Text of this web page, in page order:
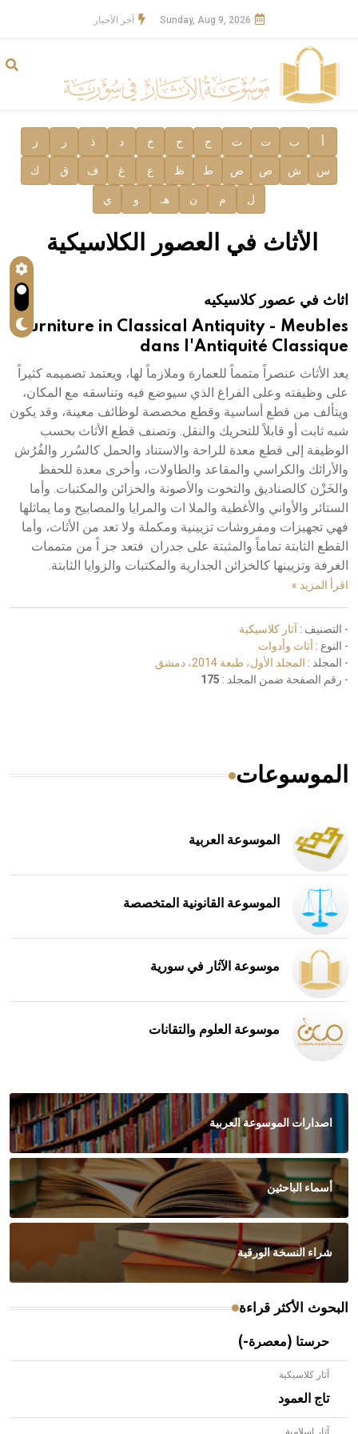
Sunday, Aug 9, 2026 آخر الأخبار
أ ب ت ث ج ح خ د ذ ر ز
س ش ص ض ط ظ ع غ ف ق ك
ل م ن هـ و ي
الأثاث في العصور الكلاسيكية
اثاث في عصور كلاسيكيه
Furniture in Classical Antiquity - Meubles
dans l'Antiquité Classique
يعد الأثاث عنصراً متمماً للعمارة وملازماً لها، ويعتمد تصميمه كثيراً
على وظيفته وعلى الفراغ الذي سيوضع فيه وتناسقه مع المكان،
ويتألف من قطع أساسية وقطع مخصصة لوظائف معينة، وقد يكون
شبه ثابت أو قابلاً للتحريك والنقل. وتصنف قطع الأثاث بحسب
الوظيفة إلى قطع معدة للراحة والاستناد والحمل كالسُرر والفُرُش
والأرائك والكراسي والمقاعد والطاولات، وأخرى معدة للحفظ
والخَزْن كالصناديق والتخوت والأصونة والخزائن والمكتبات. وأما
الستائر والأواني والأغطية والملا ات والمرايا والمصابيح وما يماثلها
فهي تجهيزات ومفروشات تزيينية ومكملة ولا تعد من الأثاث، وأما
القطع الثابتة تماماً والمثبتة على جدران فتعد جز اً من متممات
الغرفة وتزيينها كالخزائن الجدارية والمكتبات والزوايا الثابتة.
اقرأ المزيد »
- التصنيف : آثار كلاسيكية
- النوع : أثاث وأدوات
- المجلد : المجلد الأول، طبعة 2014، دمشق
- رقم الصفحة ضمن المجلد : 175
الموسوعات
الموسوعة العربية
الموسوعة القانونية المتخصصة
موسوعة الآثار في سورية
موسوعة العلوم والتقانات
اصدارات الموسوعة العربية
أسماء الباحثين
شراء النسخة الورقية
البحوث الأكثر قراءة
حرستا (معصرة-)
آثار كلاسيكية
تاج العمود
آثار إسلامية